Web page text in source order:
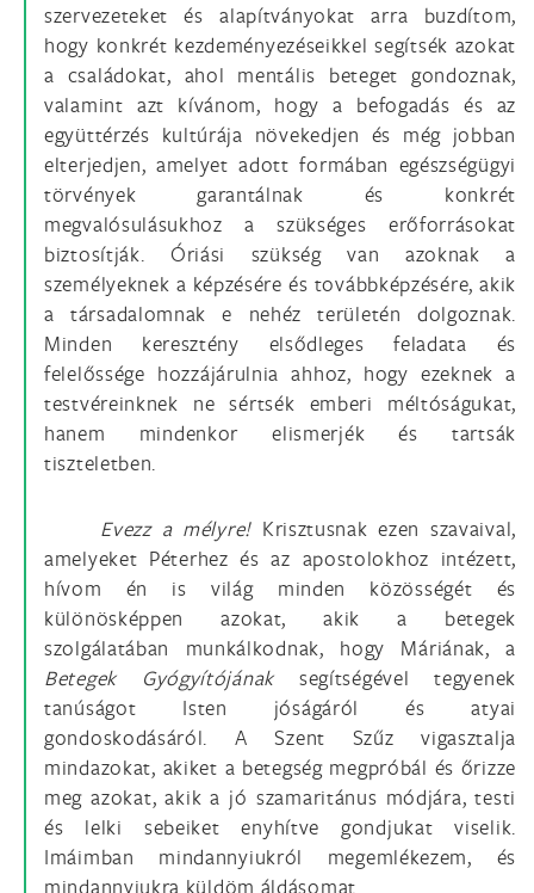
szervezeteket és alapítványokat arra buzdítom,
hogy konkrét kezdeményezéseikkel segítsék azokat
a családokat, ahol mentális beteget gondoznak,
valamint azt kívánom, hogy a befogadás és az
együttérzés kultúrája növekedjen és még jobban
elterjedjen, amelyet adott formában egészségügyi
törvények garantálnak és konkrét
megvalósulásukhoz a szükséges erőforrásokat
biztosítják. Óriási szükség van azoknak a
személyeknek a képzésére és továbbképzésére, akik
a társadalomnak e nehéz területén dolgoznak.
Minden keresztény elsődleges feladata és
felelőssége hozzájárulnia ahhoz, hogy ezeknek a
testvéreinknek ne sértsék emberi méltóságukat,
hanem mindenkor elismerjék és tartsák
tiszteletben.
Evezz a mélyre!Krisztusnak ezen szavaival,
amelyeket Péterhez és az apostolokhoz intézett,
hívom én is világ minden közösségét és
különösképpen azokat, akik a betegek
szolgálatában munkálkodnak, hogy Máriának, a
Betegek Gyógyítójánaksegítségével tegyenek
tanúságot Isten jóságáról és atyai
gondoskodásáról. A Szent Szűz vigasztalja
mindazokat, akiket a betegség megpróbál és őrizze
meg azokat, akik a jó szamaritánus módjára, testi
és lelki sebeiket enyhítve gondjukat viselik.
Imáimban mindannyiukról megemlékezem, és
mindannyiukra küldöm áldásomat.